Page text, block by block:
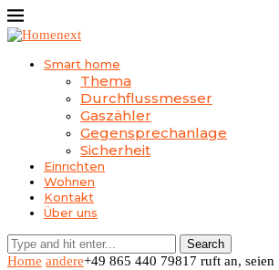
Smart home
Thema
Durchflussmesser
Gaszähler
Gegensprechanlage
Sicherheit
Einrichten
Wohnen
Kontakt
Über uns
Search
Home andere+49 865 440 79817 ruft an,